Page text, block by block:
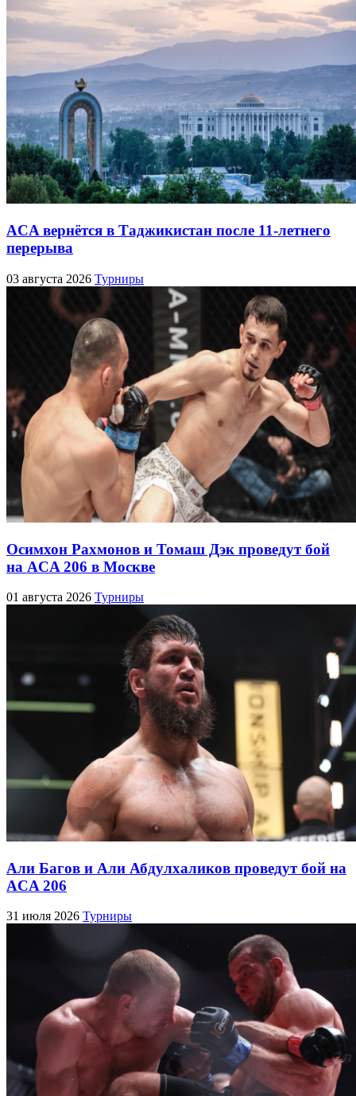
ACA вернётся в Таджикистан после 11-летнего
перерыва
03 августа 2026 Турниры
Осимхон Рахмонов и Томаш Дэк проведут бой
на ACA 206 в Москве
01 августа 2026 Турниры
Али Багов и Али Абдулхаликов проведут бой на
ACA 206
31 июля 2026 Турниры